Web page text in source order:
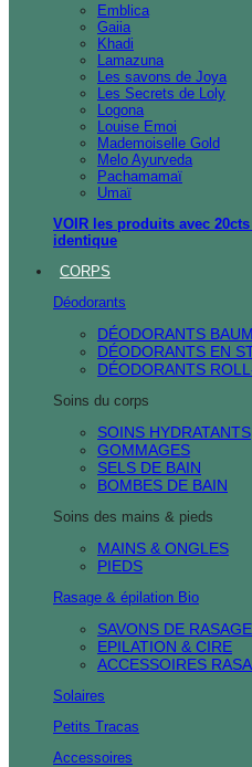
Emblica
Gaiia
Khadi
Lamazuna
Les savons de Joya
Les Secrets de Loly
Logona
Louise Emoi
Mademoiselle Gold
Melo Ayurveda
Pachamamaï
Umaï
VOIR les produits avec
identique
CORPS
Déodorants
DÉODORANTS
DÉODORANTS EN
DÉODORANTS
Soins du corps
SOINS HYDRATANTS
GOMMAGES
SELS DE BAIN
BOMBES DE BAIN
Soins des mains & pieds
MAINS & ONGLES
PIEDS
Rasage & épilation Bio
SAVONS DE
EPILATION & CIRE
ACCESSOIRES
Solaires
Petits Tracas
Accessoires